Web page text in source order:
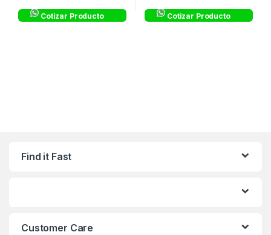
Cotizar Producto Cotizar Producto
Find it Fast
Customer Care